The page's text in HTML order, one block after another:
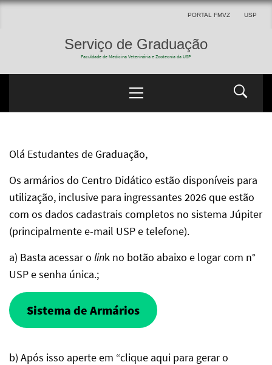
PORTAL FMVZ USP
Serviço de Graduação
Faculdade de Medicina Veterinária e Zootecnia da USP
Olá Estudantes de Graduação,
Os armários do Centro Didático estão disponíveis para
utilização, inclusive para ingressantes 2026 que estão
com os dados cadastrais completos no sistema Júpiter
(principalmente e-mail USP e telefone).
a) Basta acessar o link no botão abaixo e logar com n°
USP e senha única.;
Sistema de Armários
b) Após isso aperte em “clique aqui para gerar o